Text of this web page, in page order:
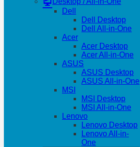
Dell
Dell Desktop
Dell All-in-One
Acer
Acer Desktop
Acer All-in-One
ASUS
ASUS Desktop
ASUS All-in-One
MSI
MSI Desktop
MSI All-in-One
Lenovo
Lenovo Desktop
Lenovo All-in-
One